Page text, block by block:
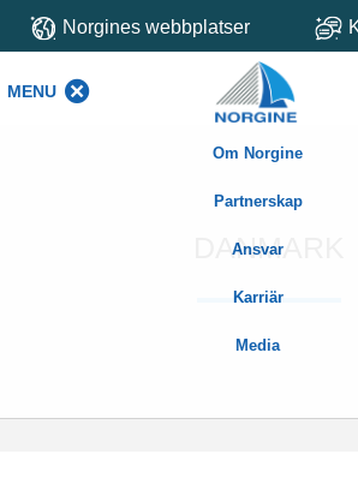
Norgines webbplatser
MENU
Om Norgine
Partnerskap
Ansvar
Karriär
Media
DANMARK